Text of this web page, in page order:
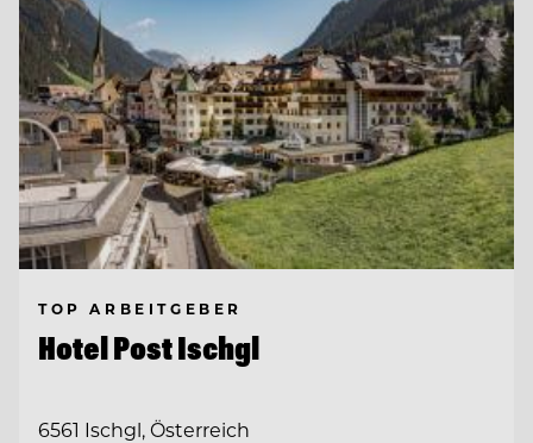
TOP ARBEITGEBER
Hotel Post Ischgl
6561 Ischgl, Österreich